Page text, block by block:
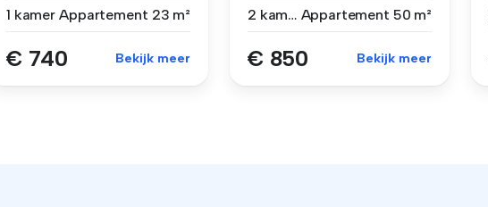
1 kamer Appartement 23 m²
€ 740 Bekijk meer
2 kamers Appartement 50 m²
€ 850 Bekijk meer